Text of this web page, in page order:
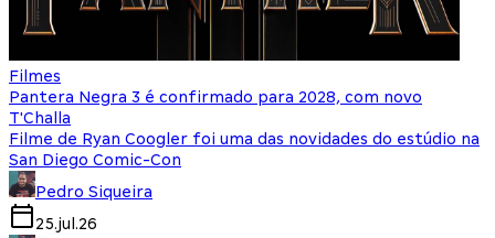
Filmes
Pantera Negra 3 é confirmado para 2028, com novo
T'Challa
Filme de Ryan Coogler foi uma das novidades do estúdio na
San Diego Comic-Con
Pedro Siqueira
25.jul.26